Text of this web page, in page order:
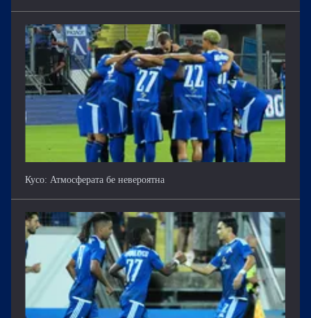
Кусо: Атмосферата бе невероятна